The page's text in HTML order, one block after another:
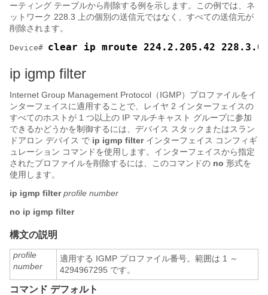
ーティング テーブルから削除する例を示します。この例では、ネ
ットワーク 228.3 上の個別の送信元ではなく、すべての送信元が
削除されます。
Device# clear ip mroute 224.2.205.42
ip igmp filter
Internet Group Management Protocol（IGMP）プロファイルをイ
ンターフェイスに適用することで、レイヤ 2 インターフェイスの
すべてのホストが 1 つ以上の IP マルチキャスト グループに参加
できるかどうかを制御するには、 デバイス スタックまたはスラン
ドアロン デバイス で ip igmp filter インターフェイス コンフィギ
ュレーション コマンドを使用します。インターフェイスから指定
されたプロファイルを削除するには、このコマンドの no 形式を
使用します。
ip igmp filterprofile number
no ip igmp filter
構文の説明
profile
number
適用する IGMP プロファイル番号。範囲は 1 ～
4294967295 です。
コマンド デフォルト